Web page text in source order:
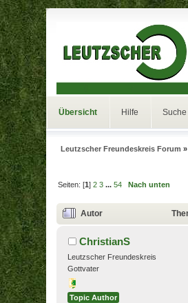
Übersicht Hilfe Suche
Leutzscher Freundeskreis Forum »
Seiten: [1]2 3 ...54 Nach unten
Autor
ChristianS
Leutzscher Freundeskreis
Gottvater
Topic Author